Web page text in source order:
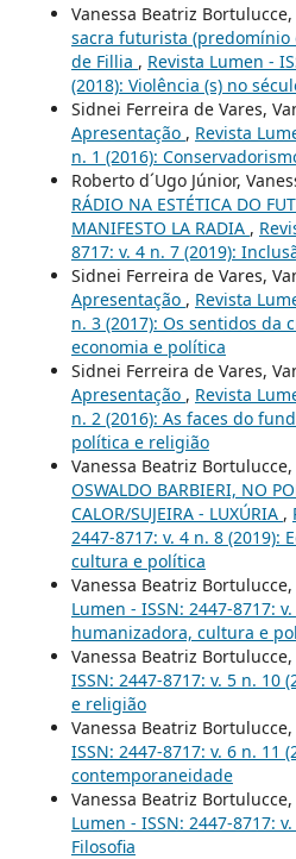
Vanessa Beatriz Bortulucce,
sacra futurista (predomínio
de Fillia , Revista Lumen -
(2018): Violência (s) no
Sidnei Ferreira de Vares,
Apresentação , Revista
n. 1 (2016):
Roberto d´Ugo Júnior,
RÁDIO NA ESTÉTICA DO
MANIFESTO LA RADIA ,
8717: v. 4 n. 7 (2019):
Sidnei Ferreira de Vares,
Apresentação , Revista
n. 3 (2017): Os sentidos da
economia e política
Sidnei Ferreira de Vares,
Apresentação , Revista
n. 2 (2016): As faces do
política e religião
Vanessa Beatriz Bortulucce,
OSWALDO BARBIERI, NO
CALOR/SUJEIRA - LUXÚRIA ,
2447-8717: v. 4 n. 8 (2019):
cultura e política
Vanessa Beatriz Bortulucce,
Lumen - ISSN: 2447-8717:
humanizadora, cultura e
Vanessa Beatriz Bortulucce,
ISSN: 2447-8717: v. 5 n. 10
e religião
Vanessa Beatriz Bortulucce,
ISSN: 2447-8717: v. 6 n. 11
contemporaneidade
Vanessa Beatriz Bortulucce,
Lumen - ISSN: 2447-8717:
Filosofia